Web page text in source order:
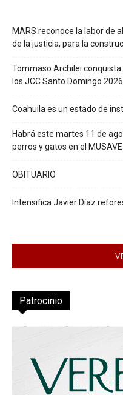
MARS reconoce la labor de
de la justicia, para la
Tommaso Archilei
los JCC Santo Domingo 2026
Coahuila es un estado de
Habrá este martes 11 de
perros y gatos en el MUSAVE
OBITUARIO
Intensifica Javier Díaz
Patrocinio